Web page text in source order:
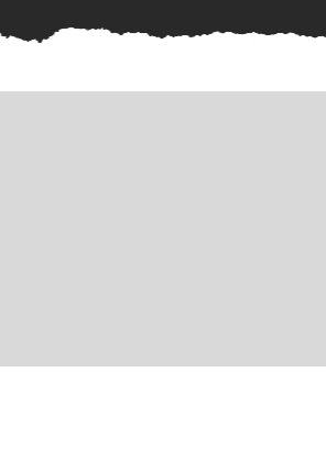
siendo igual de abusiva